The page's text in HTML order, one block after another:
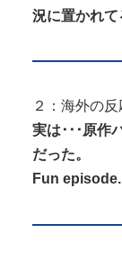
況に置かれて
２：海外の反
実は･･･原作
だった。
Fun episode.